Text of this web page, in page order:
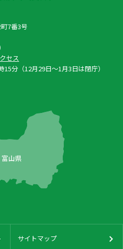
7番3号
セス
分（12月29日〜1月3日は閉庁）
サイトマップ